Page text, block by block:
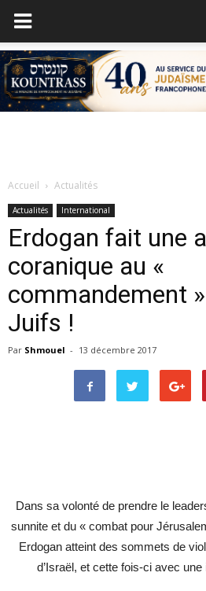
Accueil Actualités
Actualités International
Erdogan fait une
coranique au «
commandement
Juifs !
Par Shmouel - 13 décembre 2017
Dans sa volonté de prendre le
sunnite et du « combat pour
Erdogan atteint des sommets de
d’Israël, et cette fois-ci avec